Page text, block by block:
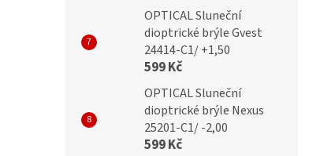
OPTICAL Sluneční
dioptrické brýle Gvest
24414-C1/ +1,50
599 Kč
OPTICAL Sluneční
dioptrické brýle Nexus
25201-C1/ -2,00
599 Kč
199 Kč
99 Kč